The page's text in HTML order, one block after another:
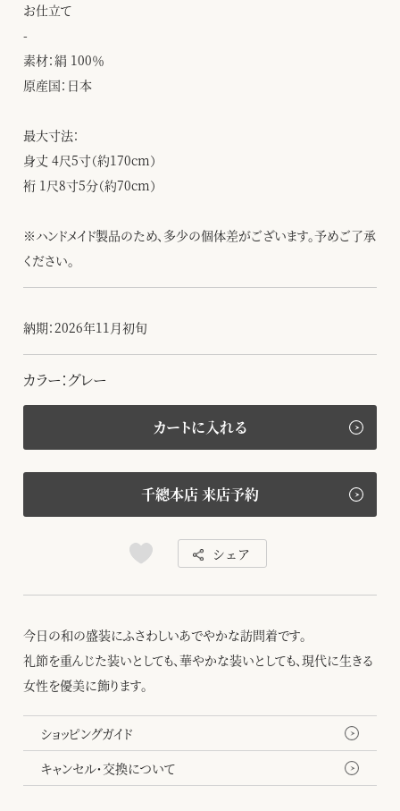
お仕立て
-
素材：絹 100％
原産国：日本
最大寸法：
身丈 4尺5寸（約170cm）
裄 1尺8寸5分（約70cm）
※ハンドメイド製品のため、多少の個体差がございます。予めご了承
ください。
納期：2026年11月初旬
カラー：グレー
カートに入れる
千總本店 来店予約
シェア
今日の和の盛装にふさわしいあでやかな訪問着です。
礼節を重んじた装いとしても、華やかな装いとしても、現代に生きる
女性を優美に飾ります。
ショッピングガイド
キャンセル・交換について